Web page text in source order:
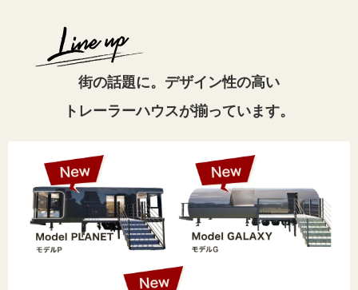
街の話題に。デザイン性の高い
トレーラーハウスが揃っています。